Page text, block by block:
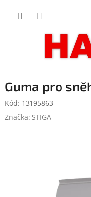
Guma pro
Kód: 13195863
Značka: STIGA